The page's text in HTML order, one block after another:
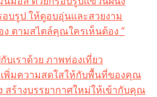
บรูป ให้ดูอบอุ่นและสวยงาม
ตามสไตล์คุณใครเห็นต้อง ”
บเราด้วย ภาพท่องเที่ยว
พิ่มความสดใสให้กับพื้นที่ของคุณ
สร้างบรรยากาศใหม่ให้เข้ากับคุณ